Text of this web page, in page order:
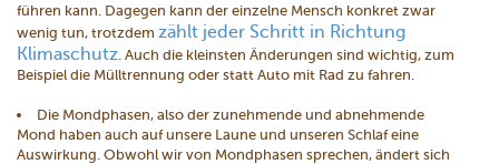
führen kann. Dagegen kann der einzelne Mensch konkret zwar
wenig tun, trotzdem zählt jeder Schritt in Richtung
Klimaschutz . Auch die kleinsten Änderungen sind wichtig, zum
Beispiel die Mülltrennung oder statt Auto mit Rad zu fahren.
Die Mondphasen, also der zunehmende und abnehmende
Mond haben auch auf unsere Laune und unseren Schlaf eine
Auswirkung. Obwohl wir von Mondphasen sprechen, ändert sich